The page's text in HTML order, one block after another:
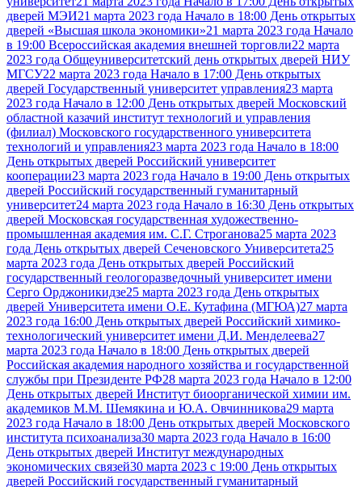
дверей МЭИ21 марта 2023 года Начало в 18:00 День открытых
дверей «Высшая школа экономики»21 марта 2023 года Начало
в 19:00 Всероссийская академия внешней торговли22 марта
2023 года Общеуниверситетский день открытых дверей НИУ
МГСУ22 марта 2023 года Начало в 17:00 День открытых
дверей Государственный университет управления23 марта
2023 года Начало в 12:00 День открытых дверей Московский
областной казачий институт технологий и управления
(филиал) Московского государственного университета
технологий и управления23 марта 2023 года Начало в 18:00
День открытых дверей Российский университет
кооперации23 марта 2023 года Начало в 19:00 День открытых
дверей Российский государственный гуманитарный
университет24 марта 2023 года Начало в 16:30 День открытых
дверей Московская государственная художественно-
промышленная академия им. С.Г. Строганова25 марта 2023
года День открытых дверей Сеченовского Университета25
марта 2023 года День открытых дверей Российский
государственный геологоразведочный университет имени
Серго Орджоникидзе25 марта 2023 года День открытых
дверей Университета имени О.Е. Кутафина (МГЮА)27 марта
2023 года 16:00 День открытых дверей Российский химико-
технологический университет имени Д.И. Менделеева27
марта 2023 года Начало в 18:00 День открытых дверей
Российская академия народного хозяйства и государственной
службы при Президенте РФ28 марта 2023 года Начало в 12:00
День открытых дверей Институт биоорганической химии им.
академиков М.М. Шемякина и Ю.А. Овчинникова29 марта
2023 года Начало в 18:00 День открытых дверей Московского
института психоанализа30 марта 2023 года Начало в 16:00
День открытых дверей Институт международных
экономических связей30 марта 2023 с 19:00 День открытых
дверей Российский государственный гуманитарный